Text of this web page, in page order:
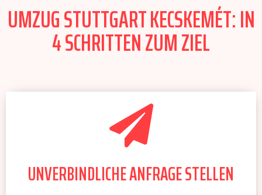
UMZUG STUTTGART KECSKEMÉT: IN
4 SCHRITTEN ZUM ZIEL
UNVERBINDLICHE ANFRAGE STELLEN